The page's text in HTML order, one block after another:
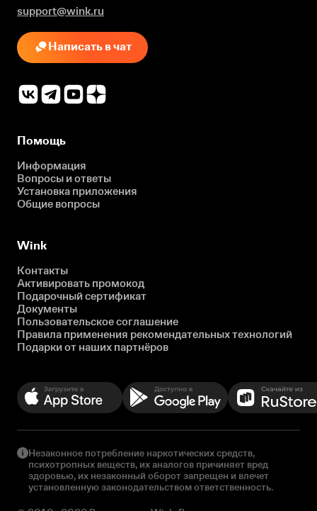
support@wink.ru
Написать в чат
Помощь
Информация
Вопросы и ответы
Установка приложения
Общие вопросы
Wink
Контакты
Активировать промокод
Подарочный сертификат
Документы
Пользовательское соглашение
Правила применения рекомендательных технологий
Подарки от наших партнёров
Незаконное потребление наркотических средств,
психотропных веществ, их аналогов причиняет вред
здоровью, их незаконный оборот запрещен и влечет
установленную законодательством ответственность.